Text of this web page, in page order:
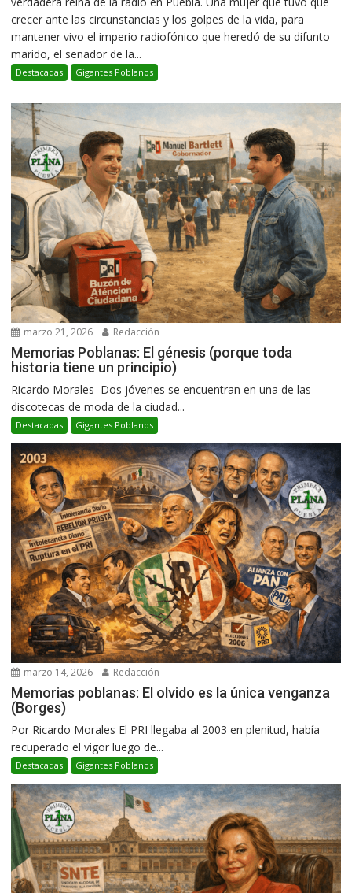
crecer ante las circunstancias y los golpes de la vida, para
mantener vivo el imperio radiofónico que heredó de su difunto
marido, el senador de la...
Destacadas Gigantes Poblanos
marzo 21, 2026 Redacción
Memorias Poblanas: El génesis (porque toda
historia tiene un principio)
Ricardo Morales Dos jóvenes se encuentran en una de las
discotecas de moda de la ciudad...
Destacadas Gigantes Poblanos
marzo 14, 2026 Redacción
Memorias poblanas: El olvido es la única venganza
(Borges)
Por Ricardo Morales El PRI llegaba al 2003 en plenitud, había
recuperado el vigor luego de...
Destacadas Gigantes Poblanos